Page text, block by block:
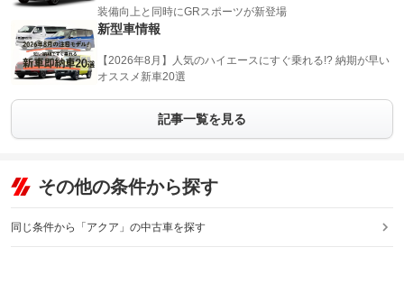
装備向上と同時にGRスポーツが新登場
新型車情報
【2026年8月】人気のハイエースにすぐ乗れる!? 納期が早い
オススメ新車20選
記事一覧を見る
その他の条件から探す
同じ条件から「アクア」の中古車を探す